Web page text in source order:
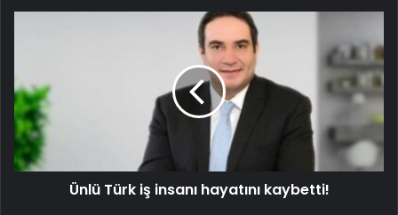
Ünlü Türk iş insanı hayatını kaybetti!